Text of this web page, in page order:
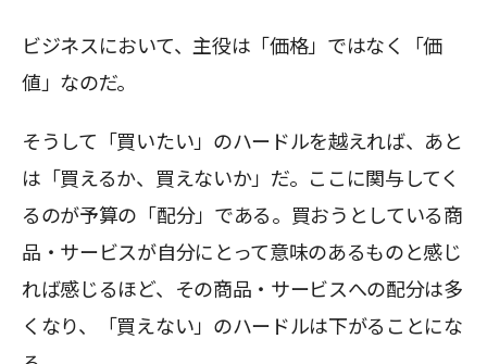
ビジネスにおいて、主役は「価格」ではなく「価
値」なのだ。
そうして「買いたい」のハードルを越えれば、あと
は「買えるか、買えないか」だ。ここに関与してく
るのが予算の「配分」である。買おうとしている商
品・サービスが自分にとって意味のあるものと感じ
れば感じるほど、その商品・サービスへの配分は多
くなり、「買えない」のハードルは下がることにな